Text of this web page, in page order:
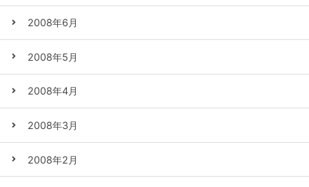
2008年6月
2008年5月
2008年4月
2008年3月
2008年2月